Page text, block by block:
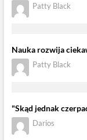
Patty Black
Nauka rozwija
Patty Black
"Skąd jednak
Darios